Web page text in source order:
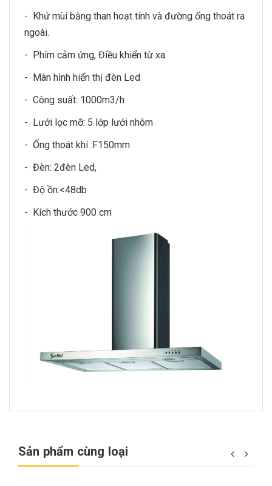
- Khử mùi bằng than hoạt tính và đường ống thoát ra
ngoài.
- Phím cảm ứng, Điều khiển từ xa.
- Màn hình hiển thị đèn Led
- Công suất: 1000m3/h
- Lưới lọc mỡ: 5 lớp lưới nhôm
- Ống thoát khí :F150mm
- Đèn: 2đèn Led,
- Độ ồn:<48db
- Kích thước 900 cm
Sản phẩm cùng loại